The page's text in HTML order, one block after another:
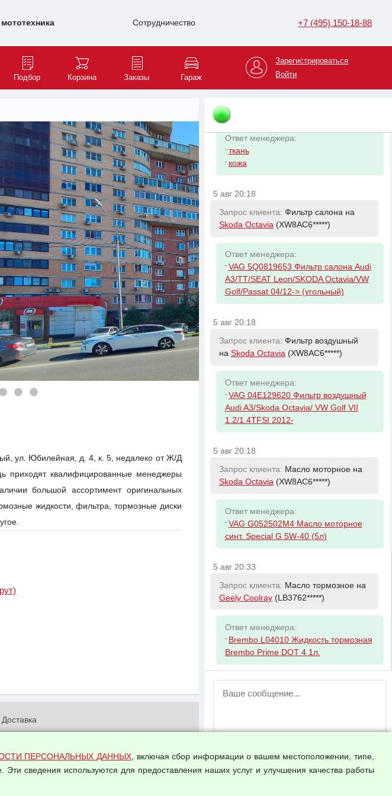
Сотрудничество +7 (495) 150-18-88
Подбор Корзина Заказы Гараж
Зарегистрироваться
Войти
ул. Юбилейная, д. 4, к. 5, недалеко от Ж/Д
приходят квалифицированные менеджеры
большой ассортимент оригинальных
жидкости, фильтра, тормозные диски
Доставка
Оплата и возвраты
Арендодателям
ПЕРСОНАЛЬНЫХ ДАННЫХ, включая сбор информации о вашем местоположении, типе,
сведения используются для предоставления наших услуг и улучшения качества работы
5 авг 20:08
(WDB201*****)
Ответ менеджера:
- ткань
- кожа
5 авг 20:18
Запрос клиента: Фильтр салона на
Skoda Octavia(XW8AC6*****)
Ответ менеджера:
- VAG 5Q0819653 Фильтр салона Audi
A3/TT/SEAT Leon/SKODA Octavia/VW
Golf/Passat 04/12-> (угольный)
5 авг 20:18
Запрос клиента: Фильтр воздушный
на Skoda Octavia (XW8AC6*****)
Ответ менеджера:
- VAG 04E129620 Фильтр воздушный
Audi A3/Skoda Octavia/ VW Golf VII
1.2/1.4TFSI 2012-
5 авг 20:18
Запрос клиента: Масло моторное на
Skoda Octavia (XW8AC6*****)
Ответ менеджера:
- VAG G052502M4 Масло моторное
синт. Special G 5W-40 (5л)
5 авг 20:33
Запрос клиента: Масло тормозное на
Geely Coolray(LB3762*****)
Ответ менеджера:
- Brembo L04010 Жидкость тормозная
Brembo Prime DOT 4 1л.
ВНИМАНИЕ!
пользователей временно отключена!
аккаунт.